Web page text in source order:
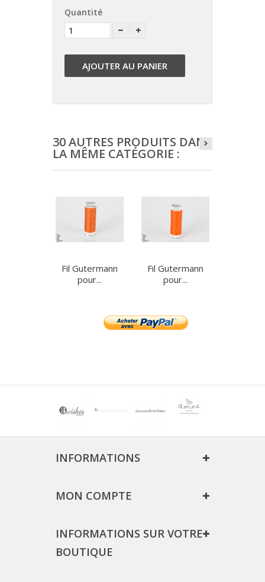
Quantité
AJOUTER AU PANIER
30 AUTRES PRODUITS DANS
LA MÊME CATÉGORIE :
Fil Gutermann
pour...
Fil Gutermann
pour...
INFORMATIONS
MON COMPTE
INFORMATIONS SUR VOTRE
BOUTIQUE